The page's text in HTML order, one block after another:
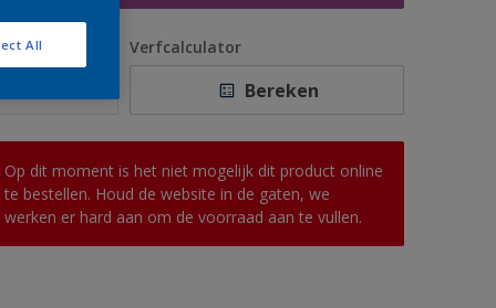
Verfcalculator
Bereken
Op dit moment is het niet mogelijk dit product online
te bestellen. Houd de website in de gaten, we
werken er hard aan om de voorraad aan te vullen.
All